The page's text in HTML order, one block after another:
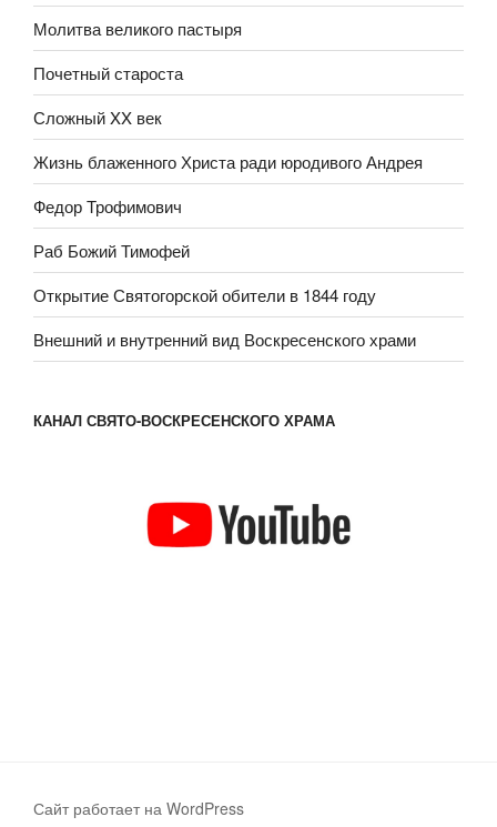
Молитва великого пастыря
Почетный староста
Сложный XX век
Жизнь блаженного Христа ради юродивого Андрея
Федор Трофимович
Раб Божий Тимофей
Открытие Святогорской обители в 1844 году
Внешний и внутренний вид Воскресенского храми
КАНАЛ СВЯТО-ВОСКРЕСЕНСКОГО ХРАМА
Сайт работает на WordPress